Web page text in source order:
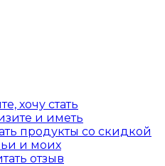
хочу стать
и иметь
продукты со скидкой
и моих
отзыв